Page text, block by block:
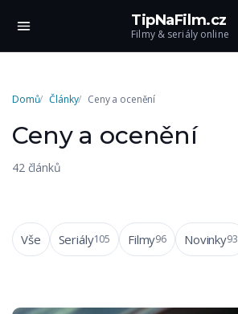
TipNaFilm.cz
Filmy & seriály online
Domů Články Ceny a ocenění
Ceny a ocenění
42 článků
Vše Seriály105 Filmy96 Novinky93